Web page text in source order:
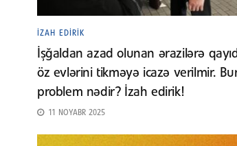
İZAH EDIRIK
İşğaldan azad olunan ərazilərə
öz evlərini tikməyə icazə verilmir.
problem nədir? İzah edirik!
11 NOYABR 2025